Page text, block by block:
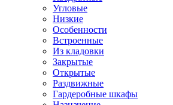
Угловые
Низкие
Особенности
Встроенные
Из кладовки
Закрытые
Открытые
Раздвижные
Гардеробные шкафы